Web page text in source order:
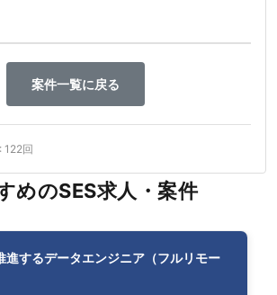
案件一覧に戻る
122回
めのSES求人・案件
進するデータエンジニア（フルリモー